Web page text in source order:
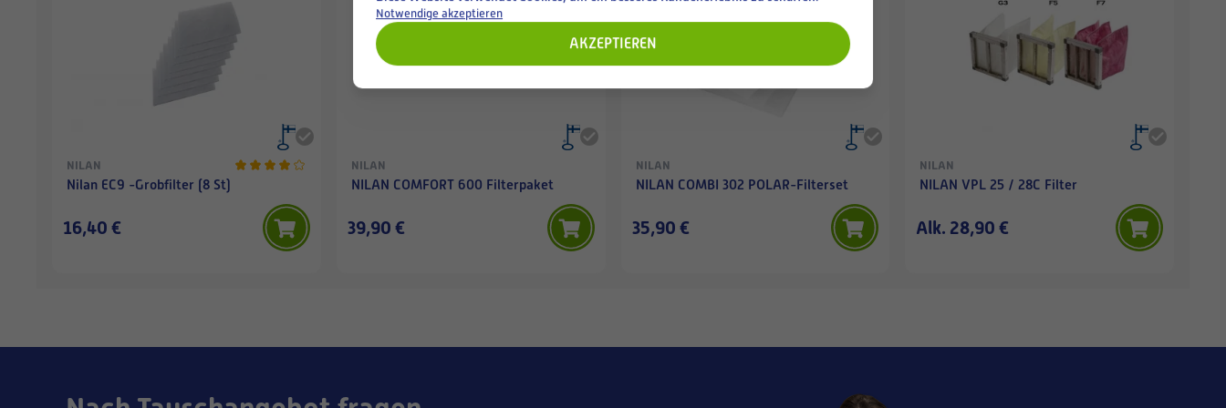
NILAN
Nilan EC9 -Grobfilter (8 St)
16,40 €
NILAN
NILAN COMFORT 600 Filterpaket
39,90 €
NILAN
NILAN COMBI 302 POLAR-Filterset
35,90 €
NILAN
NILAN VPL 25 / 28C Filter
Alk. 28,90 €
Notwendige akzeptieren
AKZEPTIEREN